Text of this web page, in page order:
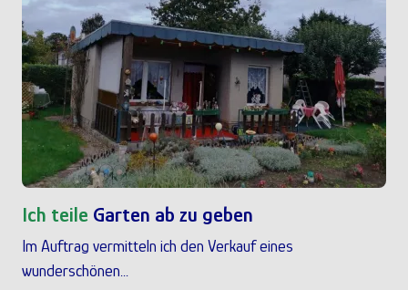
Ich teile Garten ab zu geben
Im Auftrag vermitteln ich den Verkauf eines
wunderschönen...